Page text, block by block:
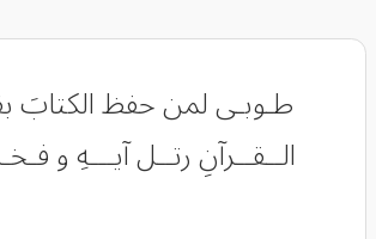
طـوبـى لمن حفظ الكتابَ
الــقــرآنِ رتــل آيـــهِ و